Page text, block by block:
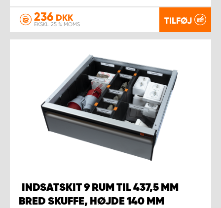
236 DKK
EKSKL. 25 % MOMS TILFØJ
INDSATSKIT 9 RUM TIL 437,5 MM
BRED SKUFFE, HØJDE 140 MM